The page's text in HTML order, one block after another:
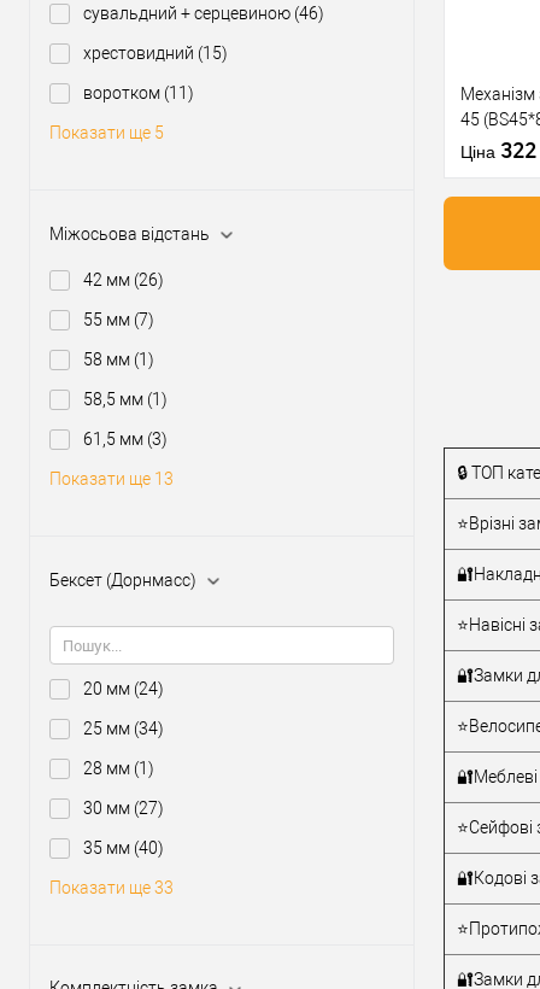
сувальдний + серцевиною (46)
хрестовидний (15)
воротком (11)
Показати ще 5
Міжосьова відстань
42 мм (26)
55 мм (7)
58 мм (1)
58,5 мм (1)
61,5 мм (3)
Показати ще 13
Бексет (Дорнмасс)
20 мм (24)
25 мм (34)
28 мм (1)
30 мм (27)
35 мм (40)
Показати ще 33
Матеріал
Країна
Міжосьова
відстань
Механізм
45
матова
Ціна 322
Тип товару
Країна
відстань
🔒 ТОП
⭐Врізні
⭐Навісні
🔐Замки
⭐Сейфові
🔐Кодові
🔐Замки